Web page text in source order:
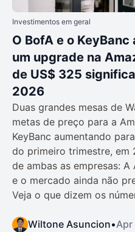
Investimentos em geral
O BofA e o
um upgrade na
de US$ 325
2026
Duas grandes mesas de
metas de preço para a
KeyBanc aumentando
do primeiro trimestre, em
de ambas as empresas: A
e o mercado ainda não
Veja o que dizem os
Wiltone Asuncion•Apr